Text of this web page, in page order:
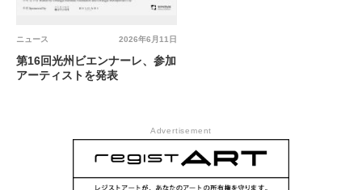
2026年6月11日
ニュース
第16回光州ビエンナーレ、参加
アーティストを発表
Advertisement